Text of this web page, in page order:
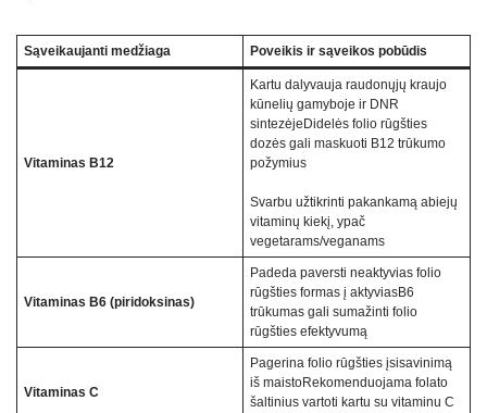
Sąveikaujanti medžiaga Poveikis ir sąveikos pobūdis
Vitaminas B12
Kartu dalyvauja raudonųjų kraujo
kūnelių gamyboje ir DNR
sintezėjeDidelės folio rūgšties
dozės gali maskuoti B12 trūkumo
požymius
Svarbu užtikrinti pakankamą abiejų
vitaminų kiekį, ypač
vegetarams/veganams
Vitaminas B6 (piridoksinas)
Padeda paversti neaktyvias folio
rūgšties formas į aktyviasB6
trūkumas gali sumažinti folio
rūgšties efektyvumą
Vitaminas C
Pagerina folio rūgšties įsisavinimą
iš maistoRekomenduojama folato
šaltinius vartoti kartu su vitaminu C